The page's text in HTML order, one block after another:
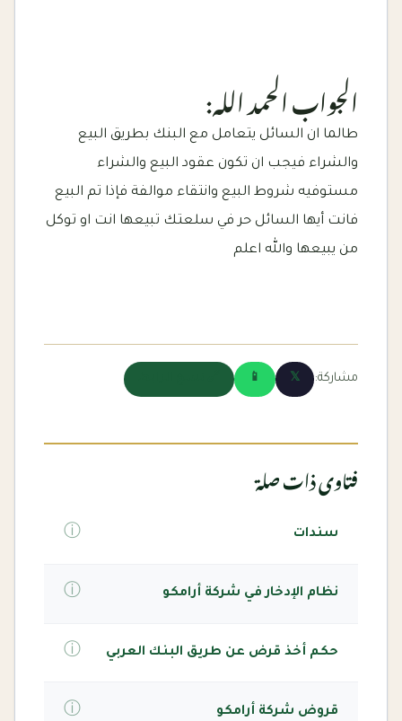
الجواب الحمد الله:
طالما ان السائل يتعامل مع البنك بطريق البيع
والشراء فيجب ان تكون عقود البيع والشراء
مستوفيه شروط البيع وانتقاء موالفة فإذا تم البيع
فانت أيها السائل حر في سلعتك تبيعها انت او توكل
من يبيعها والله اعلم
مشاركة: 𝕏
📱
فتاوى ذات صلة
سندات ⓘ
نظام الإدخار في شركة أرامكو ⓘ
حكم أخذ قرض عن طريق البنك العربي ⓘ
قروض شركة أرامكو ⓘ